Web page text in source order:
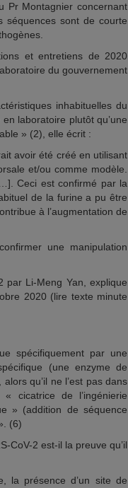
Pr Montagnier concernant
séquences sont de courte
et entretiens de 2020
du gouvernement
inhabituelles du
laboratoire plutôt qu’une
» (2), elle écrit :
avoir été créé en utilisant
et/ou comme modèle.
Ceci est confirmé par la
de la furine a pu être
à l’augmentation de
une manipulation
par Li-Meng Yan, explique
2020 (lire texte minute
spécifiquement par une
(une enzyme de
qu’il ne l’est pas dans
cicatrice de l’ingénierie
» (addition de séquence
(6)
CoV-2 est-il la preuve qu’il
la présence d’un site de